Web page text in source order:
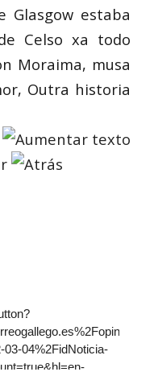
Glasgow estaba
Celso xa todo
Moraima, musa
Outra historia